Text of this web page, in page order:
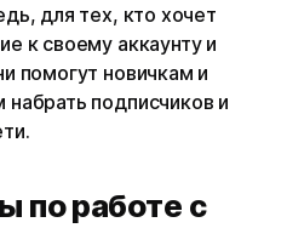
для тех, кто хочет
к своему аккаунту и
помогут новичкам и
подписчиков и
по работе с